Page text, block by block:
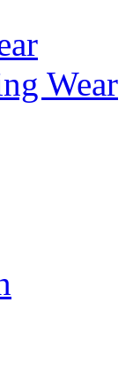
Wear